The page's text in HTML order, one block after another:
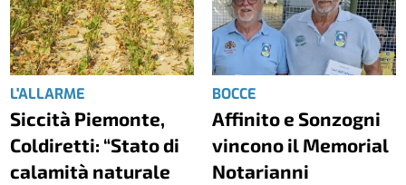
L'ALLARME
Siccità Piemonte,
Coldiretti: “Stato di
calamità naturale
BOCCE
Affinito e Sonzogni
vincono il Memorial
Notarianni